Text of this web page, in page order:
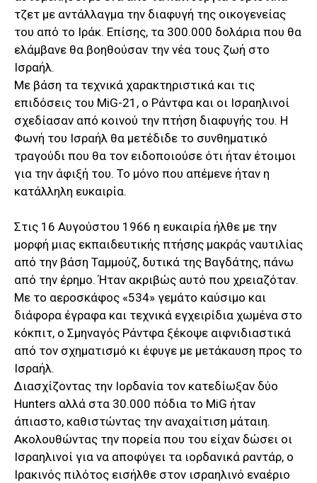
τζετ με αντάλλαγμα την διαφυγή της οικογενείας
του από το Ιράκ. Επίσης, τα 300.000 δολάρια που θα
ελάμβανε θα βοηθούσαν την νέα τους ζωή στο
Ισραήλ.
Με βάση τα τεχνικά χαρακτηριστικά και τις
επιδόσεις του MiG-21, ο Ράντφα και οι Ισραηλινοί
σχεδίασαν από κοινού την πτήση διαφυγής του. Η
Φωνή του Ισραήλ θα μετέδιδε το συνθηματικό
τραγούδι που θα τον ειδοποιούσε ότι ήταν έτοιμοι
για την άφιξή του. Το μόνο που απέμενε ήταν η
κατάλληλη ευκαιρία.
Στις 16 Αυγούστου 1966 η ευκαιρία ήλθε με την
μορφή μιας εκπαιδευτικής πτήσης μακράς ναυτιλίας
από την βάση Ταμμούζ, δυτικά της Βαγδάτης, πάνω
από την έρημο. Ήταν ακριβώς αυτό που χρειαζόταν.
Με το αεροσκάφος «534» γεμάτο καύσιμο και
διάφορα έγραφα και τεχνικά εγχειρίδια χωμένα στο
κόκπιτ, ο Σμηναγός Ράντφα ξέκοψε αιφνιδιαστικά
από τον σχηματισμό κι έφυγε με μετάκαυση προς το
Ισραήλ.
Διασχίζοντας την Ιορδανία τον κατεδίωξαν δύο
Hunters αλλά στα 30.000 πόδια το MiG ήταν
άπιαστο, καθιστώντας την αναχαίτιση μάταιη.
Ακολουθώντας την πορεία που του είχαν δώσει οι
Ισραηλινοί για να αποφύγει τα ιορδανικά ραντάρ, ο
Ιρακινός πιλότος εισήλθε στον ισραηλινό εναέριο